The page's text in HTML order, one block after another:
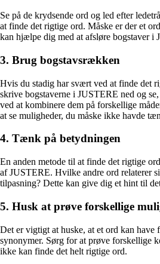
Se på de krydsende ord og led efter
at finde det rigtige ord. Måske er der et
kan hjælpe dig med at afsløre bogstaver i
3. Brug bogstavsrækken
Hvis du stadig har svært ved at finde det
skrive bogstaverne i JUSTERE ned og
ved at kombinere dem på forskellige
at se muligheder, du måske ikke havde
4. Tænk på betydningen
En anden metode til at finde det rigtige
af JUSTERE. Hvilke andre ord relaterer
tilpasning? Dette kan give dig et hint til
5. Husk at prøve forskellige
Det er vigtigt at huske, at et ord kan have
synonymer. Sørg for at prøve forskellige
ikke kan finde det helt rigtige ord.